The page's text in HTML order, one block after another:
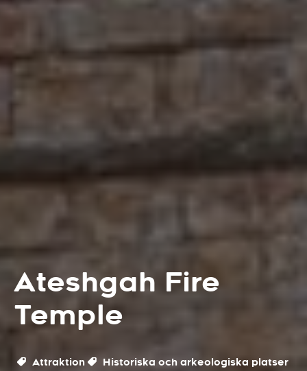
Ateshgah Fire
Temple
Attraktion
Historiska och arkeologiska platser